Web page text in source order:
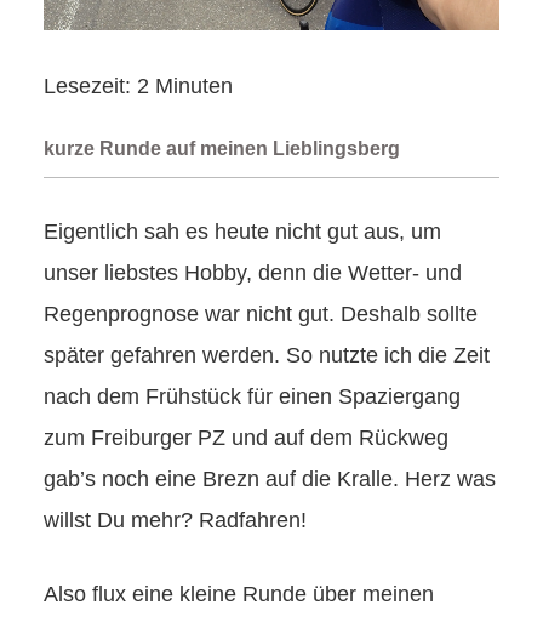
Lesezeit: 2 Minuten
kurze Runde auf meinen Lieblingsberg
Eigentlich sah es heute nicht gut aus, um
unser liebstes Hobby, denn die Wetter- und
Regenprognose war nicht gut. Deshalb sollte
später gefahren werden. So nutzte ich die Zeit
nach dem Frühstück für einen Spaziergang
zum Freiburger PZ und auf dem Rückweg
gab’s noch eine Brezn auf die Kralle. Herz was
willst Du mehr? Radfahren!
Also flux eine kleine Runde über meinen